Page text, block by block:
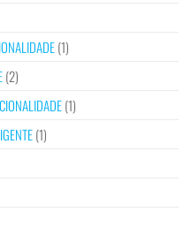
(1)
(2)
(1)
(1)